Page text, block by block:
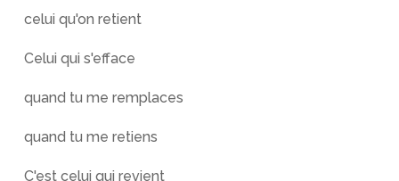
celui qu'on retient
Celui qui s'efface
quand tu me remplaces
quand tu me retiens
C'est celui qui revient